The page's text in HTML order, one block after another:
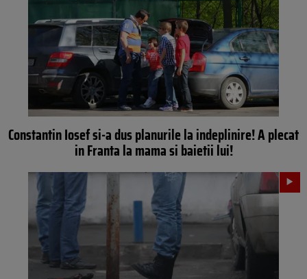
Constantin Iosef si-a dus planurile la indeplinire! A plecat
in Franta la mama si baietii lui!